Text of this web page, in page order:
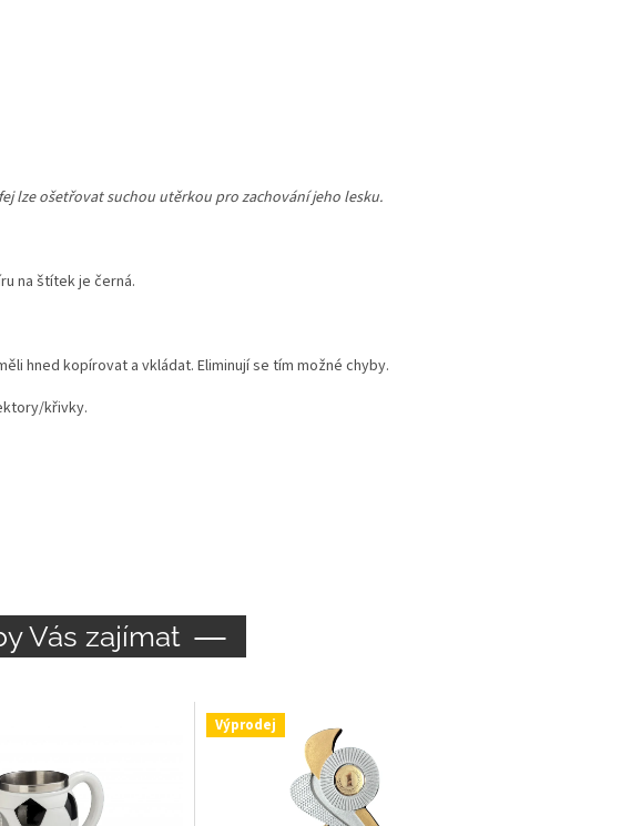
lze ošetřovat suchou utěrkou pro zachování jeho lesku.
na štítek je černá.
hned kopírovat a vkládat. Eliminují se tím možné chyby.
křivky.
Vás zajímat
Výprodej